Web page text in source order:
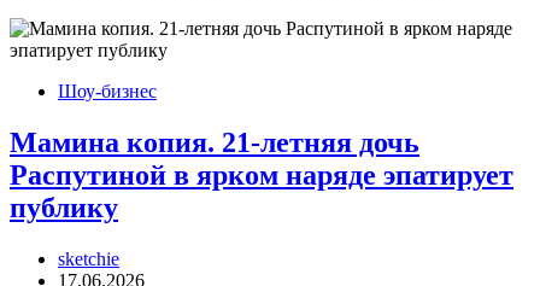
Шоу-бизнес
Мамина копия. 21-летняя дочь
Распутиной в ярком наряде эпатирует
публику
sketchie
17.06.2026